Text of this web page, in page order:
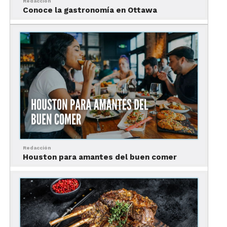
Los ingredientes clásicos
de la gastronomía de
España
Los quesos
La actividad ganadera española continua
fortaleciéndose y perfeccionándose, por lo que los
quesos son un ingrediente fundamental tanto en
la comida típica de España como en los platillos
fusión.
Conoce la gastronomía en Ottawa
Redacción
Houston para amantes del buen comer